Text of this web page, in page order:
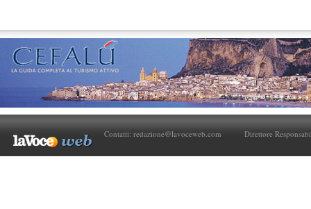
Contatti: redazione@lavoceweb.com Direttore